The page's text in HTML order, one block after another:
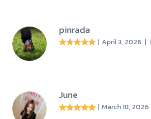
pinrada
| April 3, 2026 |
June
| March 18, 2026